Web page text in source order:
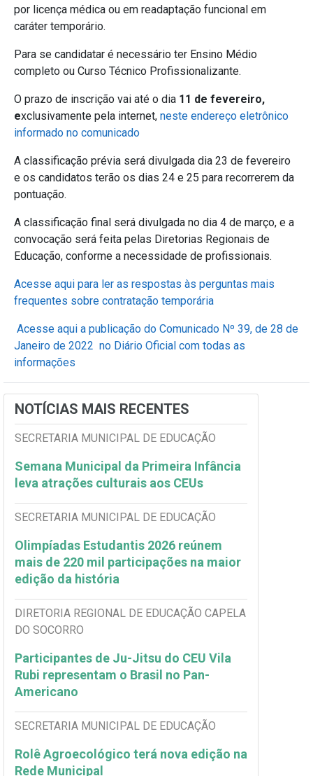
por licença médica ou em readaptação funcional em
caráter temporário.
Para se candidatar é necessário ter Ensino Médio
completo ou Curso Técnico Profissionalizante.
O prazo de inscrição vai até o dia 11 de fevereiro,
exclusivamente pela internet, neste endereço eletrônico
informado no comunicado
A classificação prévia será divulgada dia 23 de fevereiro
e os candidatos terão os dias 24 e 25 para recorrerem da
pontuação.
A classificação final será divulgada no dia 4 de março, e a
convocação será feita pelas Diretorias Regionais de
Educação, conforme a necessidade de profissionais.
Acesse aqui para ler as respostas às perguntas mais
frequentes sobre contratação temporária
Acesse aqui a publicação do Comunicado Nº 39, de 28 de
Janeiro de 2022 no Diário Oficial com todas as
informações
NOTÍCIAS MAIS RECENTES
SECRETARIA MUNICIPAL DE EDUCAÇÃO
Semana Municipal da Primeira Infância
leva atrações culturais aos CEUs
SECRETARIA MUNICIPAL DE EDUCAÇÃO
Olimpíadas Estudantis 2026 reúnem
mais de 220 mil participações na maior
edição da história
DIRETORIA REGIONAL DE EDUCAÇÃO CAPELA
DO SOCORRO
Participantes de Ju-Jitsu do CEU Vila
Rubi representam o Brasil no Pan-
Americano
SECRETARIA MUNICIPAL DE EDUCAÇÃO
Rolê Agroecológico terá nova edição na
Rede Municipal